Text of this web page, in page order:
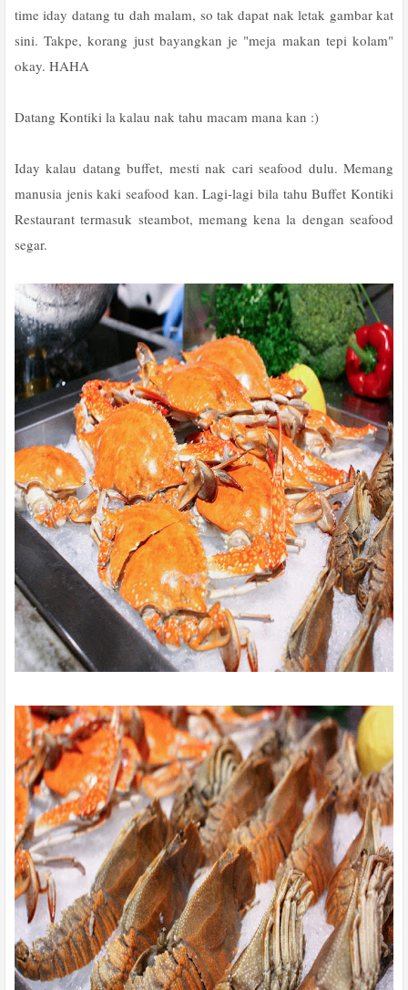
time iday datang tu dah malam, so tak dapat nak letak gambar kat
sini. Takpe, korang just bayangkan je "meja makan tepi kolam"
okay. HAHA
Datang Kontiki la kalau nak tahu macam mana kan :)
Iday kalau datang buffet, mesti nak cari seafood dulu. Memang
manusia jenis kaki seafood kan. Lagi-lagi bila tahu Buffet Kontiki
Restaurant termasuk steambot, memang kena la dengan seafood
segar.